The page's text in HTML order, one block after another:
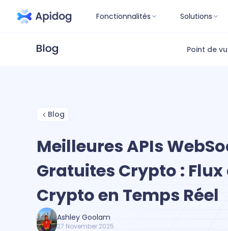
Fonctionnalités Solutions
Point de
Blog
Meilleures APIs
Gratuites Crypto : Flux
Crypto en Temps Réel
Ashley Goolam
27 November 2025